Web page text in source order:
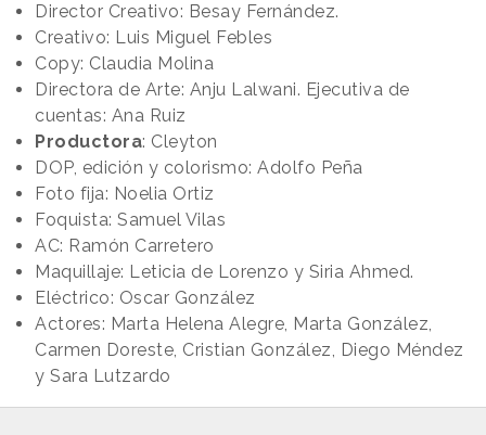
Director Creativo: Besay Fernández.
Creativo: Luis Miguel Febles
Copy: Claudia Molina
Directora de Arte: Anju Lalwani. Ejecutiva de
cuentas: Ana Ruiz
Productora: Cleyton
DOP, edición y colorismo: Adolfo Peña
Foto fija: Noelia Ortiz
Foquista: Samuel Vilas
AC: Ramón Carretero
Maquillaje: Leticia de Lorenzo y Siria Ahmed.
Eléctrico: Oscar González
Actores: Marta Helena Alegre, Marta González,
Carmen Doreste, Cristian González, Diego Méndez
y Sara Lutzardo